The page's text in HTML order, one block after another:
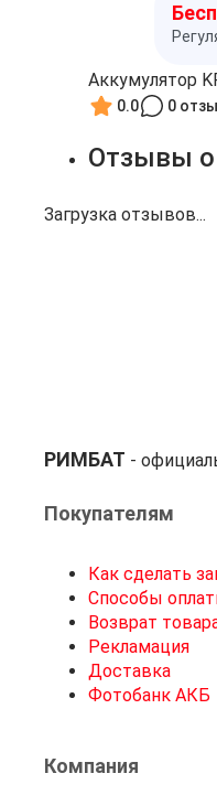
Аккумулятор
0.0 0
Отзывы о
Загрузка отзывов...
РИМБАТ -
Покупателям
Как сделать
Способы
Возврат
Рекламация
Доставка
Фотобанк АКБ
Компания